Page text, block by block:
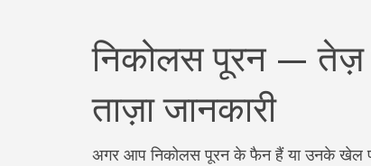
निकोलस पूरन — तेज़
ताज़ा जानकारी
अगर आप निकोलस पूरन के फैन हैं या उनके खेल